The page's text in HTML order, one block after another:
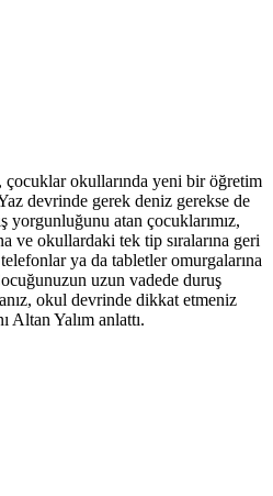
çocuklar okullarında yeni bir öğretim
devrinde gerek deniz gerekse de
yorgunluğunu atan çocuklarımız,
ve okullardaki tek tip sıralarına geri
ya da tabletler omurgalarına
uzun vadede duruş
okul devrinde dikkat etmeniz
Altan Yalım anlattı.